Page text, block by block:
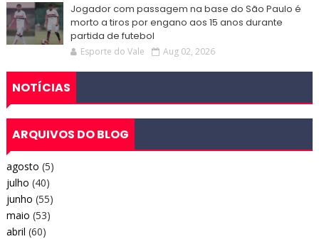
Jogador com passagem na base do São Paulo é
morto a tiros por engano aos 15 anos durante
partida de futebol
Esporte do Vale Aug 02, 2026
NOTÍCIAS
ARQUIVOS DO BLOG
agosto (5)
julho (40)
junho (55)
maio (53)
abril (60)